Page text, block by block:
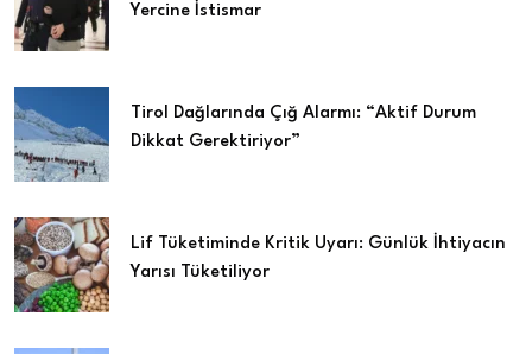
Yercine İstismar
Tirol Dağlarında Çığ Alarmı: “Aktif Durum
Dikkat Gerektiriyor”
Lif Tüketiminde Kritik Uyarı: Günlük İhtiyacın
Yarısı Tüketiliyor